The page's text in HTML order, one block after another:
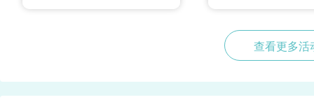
查看更多活